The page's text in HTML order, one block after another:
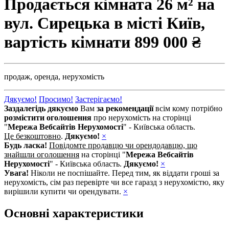
Продається кімната 26 м² на
вул. Сирецька в місті Київ,
вартість кімнати 899 000 ₴
продаж, оренда, нерухомість
Дякуємо! Просимо! Застерігаємо!
Заздалегідь дякуємо Вам за рекомендаціївсім кому потрібно
розмістити оголошення про нерухомість на сторінці
"Мережа Вебсайтів Нерухомості" - Київська область.
Це безкоштовно. Дякуємо! ×
Будь ласка! Повідомте продавцю чи орендодавцю, що
знайшли оголошення на сторінці "Мережа Вебсайтів
Нерухомості" - Київська область. Дякуємо! ×
Увага! Ніколи не поспішайте. Перед тим, як віддати гроші за
нерухомість, сім раз перевірте чи все гаразд з нерухомістю, яку
вирішили купити чи орендувати. ×
Основні характеристики